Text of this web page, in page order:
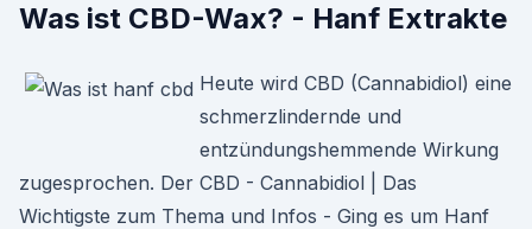
Was ist CBD-Wax? - Hanf Extrakte
Heute wird CBD (Cannabidiol) eine
schmerzlindernde und
entzündungshemmende Wirkung
zugesprochen. Der CBD - Cannabidiol | Das
Wichtigste zum Thema und Infos - Ging es um Hanf